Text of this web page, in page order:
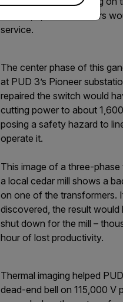
it failed, 2,250 customers
service.
The center phase of this
at PUD 3’s Pioneer
repaired the switch would
cutting power to about
posing a safety hazard to
operate it.
This image of a three-
a local cedar mill shows a
on one of the transformers.
discovered, the result
shut down for the mill –
hour of lost productivity.
Thermal imaging helped
dead-end bell on 115,000 V